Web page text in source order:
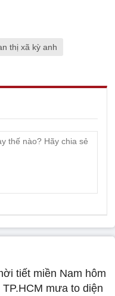
thị xã kỳ anh
tiết miền Nam hôm
TP.HCM mưa to diện